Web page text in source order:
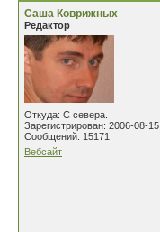
Саша Коврижных
Редактор
Откуда: С севера.
Зарегистрирован: 2006-08-15
Сообщений: 15171
Вебсайт